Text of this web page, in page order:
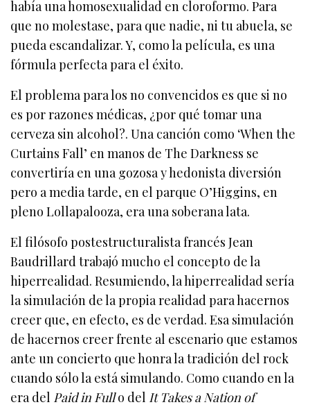
había una homosexualidad en cloroformo. Para
que no molestase, para que nadie, ni tu abuela, se
pueda escandalizar. Y, como la película, es una
fórmula perfecta para el éxito.
El problema para los no convencidos es que si no
es por razones médicas, ¿por qué tomar una
cerveza sin alcohol?. Una canción como ‘When the
Curtains Fall’ en manos de The Darkness se
convertiría en una gozosa y hedonista diversión
pero a media tarde, en el parque O’Higgins, en
pleno Lollapalooza, era una soberana lata.
El filósofo postestructuralista francés Jean
Baudrillard trabajó mucho el concepto de la
hiperrealidad. Resumiendo, la hiperrealidad sería
la simulación de la propia realidad para hacernos
creer que, en efecto, es de verdad. Esa simulación
de hacernos creer frente al escenario que estamos
ante un concierto que honra la tradición del rock
cuando sólo la está simulando. Como cuando en la
era del Paid in Fullo del It Takes a Nation of